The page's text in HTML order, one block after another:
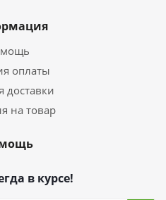
оплаты
доставки
на товар
в курсе!